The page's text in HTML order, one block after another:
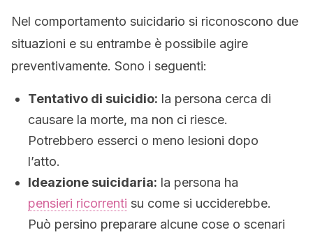
Nel comportamento suicidario si riconoscono due
situazioni e su entrambe è possibile agire
preventivamente. Sono i seguenti:
Tentativo di suicidio: la persona cerca di
causare la morte, ma non ci riesce.
Potrebbero esserci o meno lesioni dopo
l’atto.
Ideazione suicidaria: la persona ha
pensieri ricorrenti su come si ucciderebbe.
Può persino preparare alcune cose o scenari